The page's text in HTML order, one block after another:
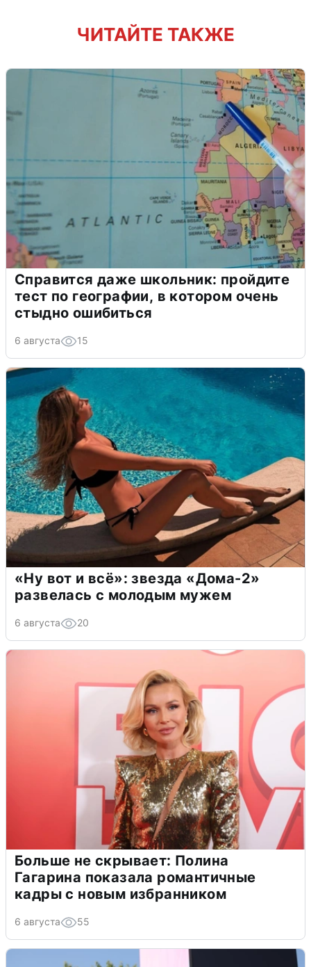
ЧИТАЙТЕ ТАКЖЕ
Справится даже школьник: пройдите
тест по географии, в котором очень
стыдно ошибиться
6 августа 15
«Ну вот и всё»: звезда «Дома-2»
развелась с молодым мужем
6 августа 20
Больше не скрывает: Полина
Гагарина показала романтичные
кадры с новым избранником
6 августа 55